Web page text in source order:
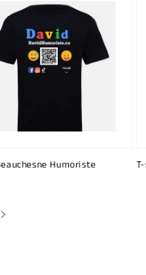
Humoriste